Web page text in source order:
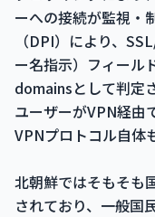
ーへの接続が監視・
（DPI）により、
ー名指示）フィー
domainsとして判定
ユーザーがVPN経由
VPNプロトコル自体
北朝鮮ではそもそも
されており、一般国